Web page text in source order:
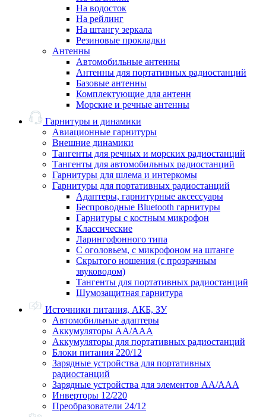
На водосток
На рейлинг
На штангу зеркала
Резиновые прокладки
Антенны
Автомобильные антенны
Антенны для портативных радиостанций
Базовые антенны
Комплектующие для антенн
Морские и речные антенны
Гарнитуры и динамики
Авиационные гарнитуры
Внешние динамики
Тангенты для речных и морских радиостанций
Тангенты для автомобильных радиостанций
Гарнитуры для шлема и интеркомы
Гарнитуры для портативных радиостанций
Адаптеры, гарнитурные аксессуары
Беспроводные Bluetooth гарнитуры
Гарнитуры с костным микрофон
Классические
Ларингофонного типа
С оголовьем, с микрофоном на штанге
Скрытого ношения (с прозрачным
звуководом)
Тангенты для портативных радиостанций
Шумозащитная гарнитура
Источники питания, АКБ, ЗУ
Автомобильные адаптеры
Аккумуляторы АА/ААА
Аккумуляторы для портативных радиостанций
Блоки питания 220/12
Зарядные устройства для портативных
радиостанций
Зарядные устройства для элементов АА/ААА
Инверторы 12/220
Преобразователи 24/12